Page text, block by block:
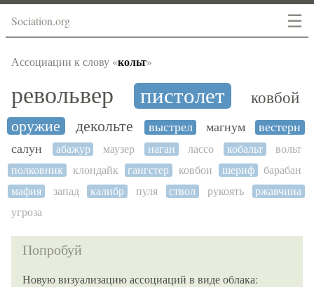
☰
Sociation.org
Ассоциации к слову «кольт»
револьвер пистолет ковбой
оружие декольте выстрел магнум
вестерн
салун
абажур маузер наган лассо кобальт
вольт
полковник
клондайк гангстер ковбои шериф
барабан
мафия
запад калибр пуля ствол рукоять
ржавчина
угроза
Попробуй
Новую визуализацию ассоциаций в виде облака: